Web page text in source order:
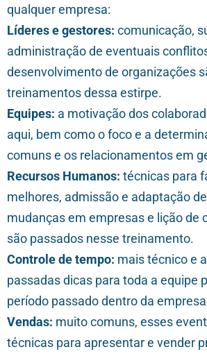
qualquer empresa:
Líderes e gestores: comunicação,
administração de eventuais
desenvolvimento de organizações
treinamentos dessa estirpe.
Equipes: a motivação dos
aqui, bem como o foco e a
comuns e os relacionamentos em
Recursos Humanos: técnicas para
melhores, admissão e adaptação
mudanças em empresas e lição de
são passados nesse treinamento.
Controle de tempo: mais técnico e
passadas dicas para toda a equipe
período passado dentro da
Vendas: muito comuns, esses
técnicas para apresentar e vender